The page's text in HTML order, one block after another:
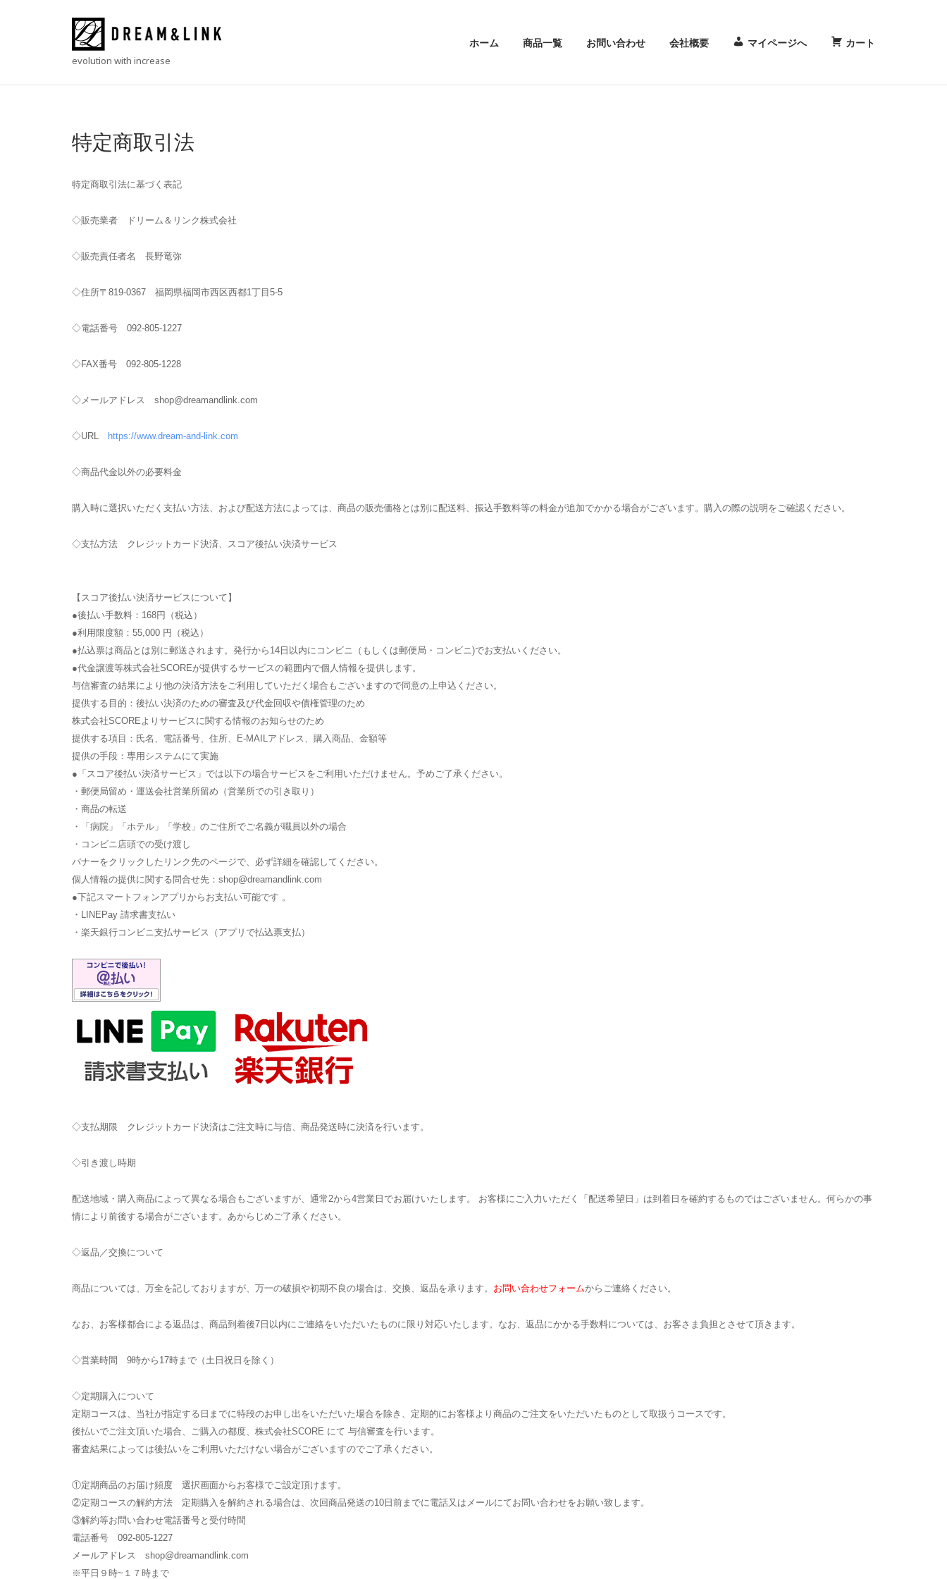
Home
evolution with increase
ホーム 商品一覧 お問い合わせ 会社概要 マイページへ カート
特定商取引法
特定商取引法に基づく表記
◇販売業者 ドリーム＆リンク株式会社
◇販売責任者名 長野竜弥
◇住所〒819-0367 福岡県福岡市西区西都1丁目5-5
◇電話番号 092-805-1227
◇FAX番号 092-805-1228
◇メールアドレス shop@dreamandlink.com
◇URL https://www.dream-and-link.com
◇商品代金以外の必要料金
購入時に選択いただく支払い方法、および配送方法によっては、商品の販売価格とは別に配送料、振込手数料等の料金が追加でかかる場合がございます。購入の際の説明をご確認ください。
◇支払方法 クレジットカード決済、スコア後払い決済サービス
【スコア後払い決済サービスについて】
●後払い手数料：168円（税込）
●利用限度額：55,000 円（税込）
●払込票は商品とは別に郵送されます。発行から14日以内にコンビニ（もしくは郵便局・コンビニ)でお支払いください。
●代金譲渡等株式会社SCOREが提供するサービスの範囲内で個人情報を提供します。
与信審査の結果により他の決済方法をご利用していただく場合もございますので同意の上申込ください。
提供する目的：後払い決済のための審査及び代金回収や債権管理のため
株式会社SCOREよりサービスに関する情報のお知らせのため
提供する項目：氏名、電話番号、住所、E‐MAILアドレス、購入商品、金額等
提供の手段：専用システムにて実施
●「スコア後払い決済サービス」では以下の場合サービスをご利用いただけません。予めご了承ください。
・郵便局留め・運送会社営業所留め（営業所での引き取り）
・商品の転送
・「病院」「ホテル」「学校」のご住所でご名義が職員以外の場合
・コンビニ店頭での受け渡し
バナーをクリックしたリンク先のページで、必ず詳細を確認してください。
個人情報の提供に関する問合せ先：shop@dreamandlink.com
●下記スマートフォンアプリからお支払い可能です 。
・LINEPay 請求書支払い
・楽天銀行コンビニ支払サービス（アプリで払込票支払）
◇支払期限 クレジットカード決済はご注文時に与信、商品発送時に決済を行います。
◇引き渡し時期
配送地域・購入商品によって異なる場合もございますが、通常2から4営業日でお届けいたします。 お客様にご入力いただく「配送希望日」は到着日を確約するものではございません。何らかの事
情により前後する場合がございます。あからじめご了承ください。
◇返品／交換について
商品については、万全を記しておりますが、万一の破損や初期不良の場合は、交換、返品を承ります。 お問い合わせフォームからご連絡ください。
なお、お客様都合による返品は、商品到着後7日以内にご連絡をいただいたものに限り対応いたします。なお、返品にかかる手数料については、お客さま負担とさせて頂きます。
◇営業時間 9時から17時まで（土日祝日を除く）
◇定期購入について
定期コースは、当社が指定する日までに特段のお申し出をいただいた場合を除き、定期的にお客様より商品のご注文をいただいたものとして取扱うコースです。
後払いでご注文頂いた場合、ご購入の都度、株式会社SCORE にて 与信審査を行います。
審査結果によっては後払いをご利用いただけない場合がございますのでご了承ください。
①定期商品のお届け頻度 選択画面からお客様でご設定頂けます。
②定期コースの解約方法 定期購入を解約される場合は、次回商品発送の10日前までに電話又はメールにてお問い合わせをお願い致します。
③解約等お問い合わせ電話番号と受付時間
電話番号 092-805-1227
メールアドレス shop@dreamandlink.com
※平日９時~１７時まで